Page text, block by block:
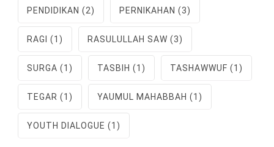
PENDIDIKAN (2) PERNIKAHAN (3)
RAGI (1) RASULULLAH SAW (3)
SURGA (1) TASBIH (1) TASHAWWUF (1)
TEGAR (1) YAUMUL MAHABBAH (1)
YOUTH DIALOGUE (1)